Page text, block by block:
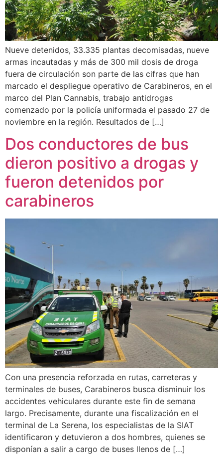
Nueve detenidos, 33.335 plantas decomisadas, nueve
armas incautadas y más de 300 mil dosis de droga
fuera de circulación son parte de las cifras que han
marcado el despliegue operativo de Carabineros, en el
marco del Plan Cannabis, trabajo antidrogas
comenzado por la policía uniformada el pasado 27 de
noviembre en la región. Resultados de […]
Dos conductores de bus
dieron positivo a drogas y
fueron detenidos por
carabineros
Con una presencia reforzada en rutas, carreteras y
terminales de buses, Carabineros busca disminuir los
accidentes vehiculares durante este fin de semana
largo. Precisamente, durante una fiscalización en el
terminal de La Serena, los especialistas de la SIAT
identificaron y detuvieron a dos hombres, quienes se
disponían a salir a cargo de buses llenos de […]